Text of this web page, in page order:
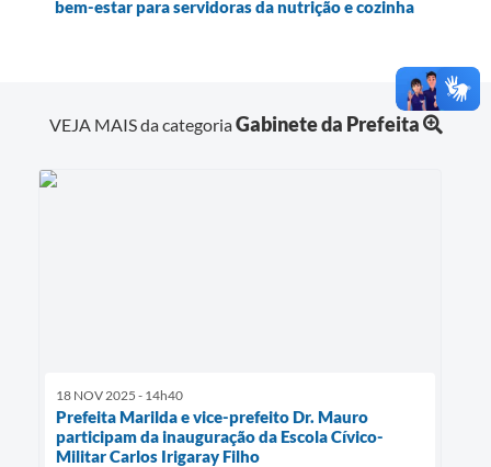
bem-estar para servidoras da nutrição e cozinha
VEJA MAIS da categoriaGabinete da Prefeita
18 NOV 2025 - 14h40
Prefeita Marilda e vice-prefeito Dr. Mauro
participam da inauguração da Escola Cívico-
Militar Carlos Irigaray Filho